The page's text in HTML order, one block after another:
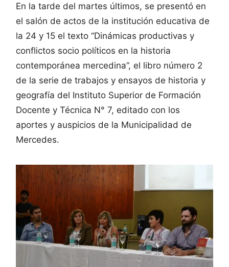
En la tarde del martes últimos, se presentó en
el salón de actos de la institución educativa de
la 24 y 15 el texto “Dinámicas productivas y
conflictos socio políticos en la historia
contemporánea mercedina”, el libro número 2
de la serie de trabajos y ensayos de historia y
geografía del Instituto Superior de Formación
Docente y Técnica N° 7, editado con los
aportes y auspicios de la Municipalidad de
Mercedes.